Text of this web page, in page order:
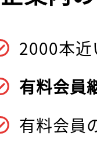
2000本
有料会員
有料会員